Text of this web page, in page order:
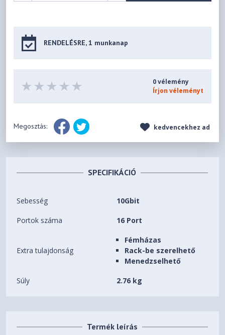
RENDELÉSRE, 1 munkanap
0 vélemény
Írjon véleményt
Megosztás: kedvencekhez ad
SPECIFIKÁCIÓ
Sebesség 10Gbit
Portok száma 16 Port
Extra tulajdonság
Fémházas
Rack-be szerelhető
Menedzselhető
Súly 2.76 kg
Termék leírás